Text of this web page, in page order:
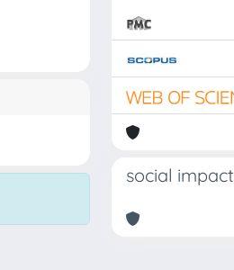
social impact